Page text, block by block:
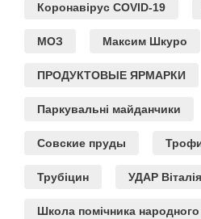
Коронавірус COVID-19
МОЗ Максим Шкуро
ПРОДУКТОВЫЕ ЯРМАРКИ
Паркувальні майданчики
Совские пруды
Трубіцин УДАР
Школа помічника народного